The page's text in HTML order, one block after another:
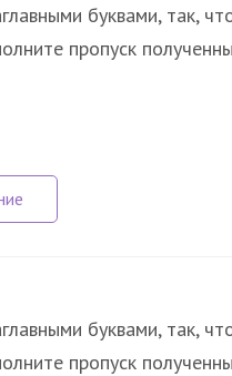
буквами, так,
пропуск
буквами, так,
пропуск